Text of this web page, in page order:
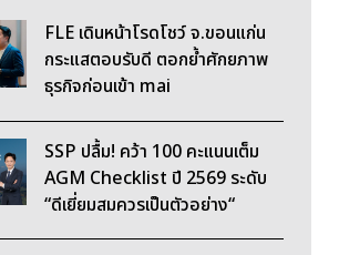
FLE เดินหน้าโรดโชว์ จ.ขอนแก่น
กระแสตอบรับดี ตอกย้ำศักยภาพ
ธุรกิจก่อนเข้า mai
SSP ปลื้ม! คว้า 100 คะแนนเต็ม
AGM Checklist ปี 2569 ระดับ
“ดีเยี่ยมสมควรเป็นตัวอย่าง“